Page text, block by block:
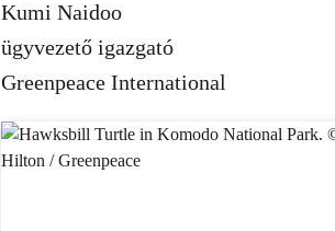
Kumi Naidoo
ügyvezető igazgató
Greenpeace International